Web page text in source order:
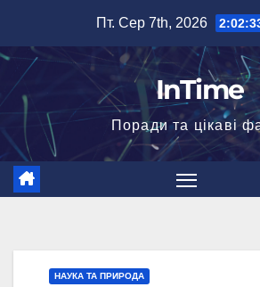
вмісту
Пт. Сер 7th, 2026
InTime
Поради та цікаві
НАУКА ТА ПРИРОДА